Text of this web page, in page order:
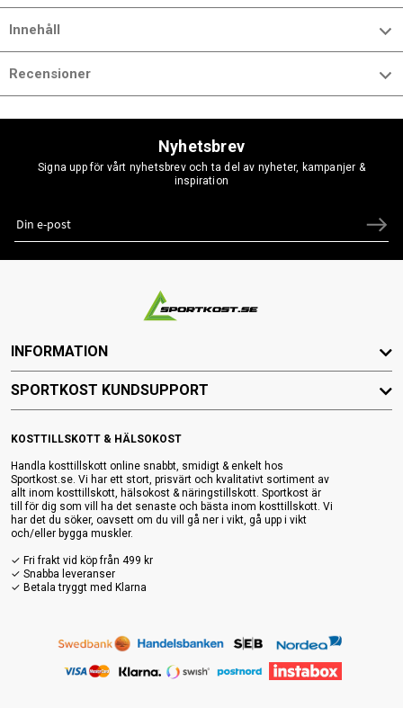
Innehåll
Recensioner
Nyhetsbrev
Signa upp för vårt nyhetsbrev och ta del av nyheter, kampanjer &
inspiration
KOSTTILLSKOTT & HÄLSOKOST
Handla kosttillskott online snabbt, smidigt & enkelt hos
Sportkost.se. Vi har ett stort, prisvärt och kvalitativt sortiment av
allt inom kosttillskott, hälsokost & näringstillskott. Sportkost är
till för dig som vill ha det senaste och bästa inom kosttillskott. Vi
har det du söker, oavsett om du vill gå ner i vikt, gå upp i vikt
och/eller bygga muskler.
✓ Fri frakt vid köp från 499 kr
✓ Snabba leveranser
✓ Betala tryggt med Klarna
INFORMATION
SPORTKOST KUNDSUPPORT